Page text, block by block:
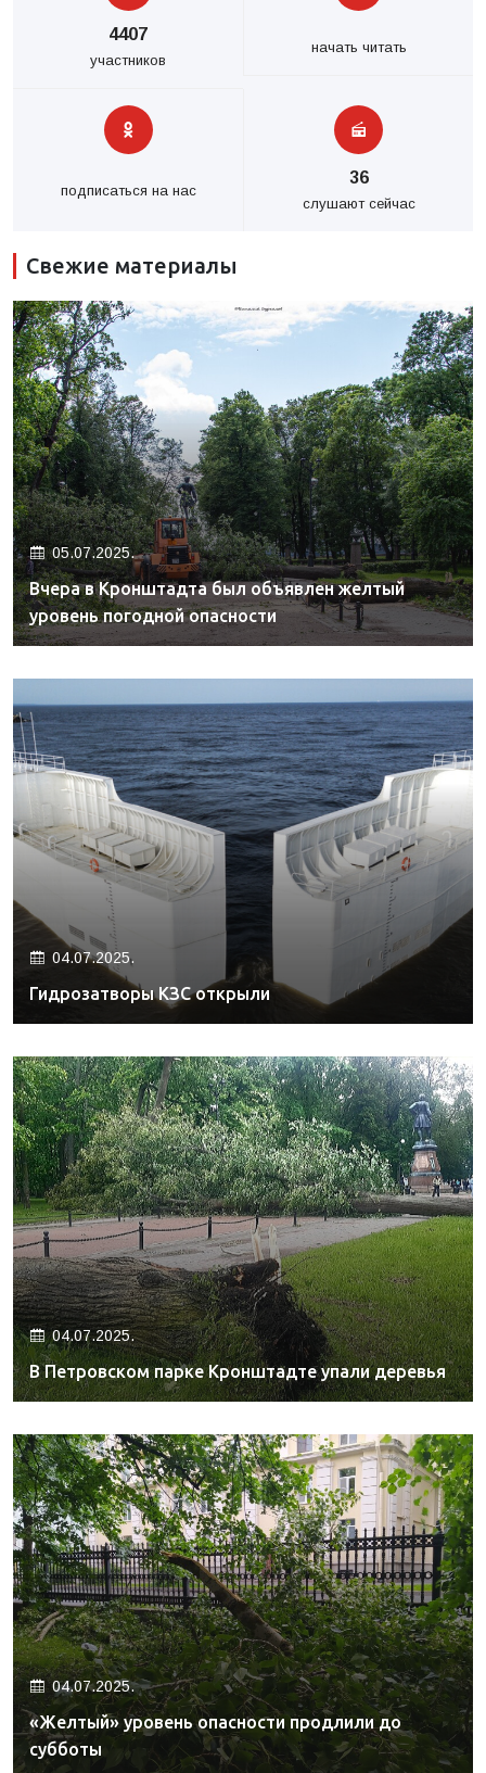
4407
участников
начать читать
подписаться на нас
36
слушают сейчас
Свежие материалы
05.07.2025.
Вчера в Кронштадта был объявлен желтый
уровень погодной опасности
04.07.2025.
Гидрозатворы КЗС открыли
04.07.2025.
В Петровском парке Кронштадте упали деревья
04.07.2025.
«Желтый» уровень опасности продлили до
субботы